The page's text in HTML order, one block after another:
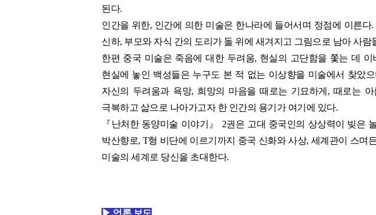
된다.
인간을 위한, 인간에 의한 미술은 한나라에 들어서며 정점에 이른
신하, 부모와 자식 간의 도리가 돌 위에 새겨지고 그림으로 남아 사
한편 중국 미술은 죽음에 대한 두려움, 현실의 고단함을 쫓는 데
현실에 놓인 백성들은 누구도 본 적 없는 이상향을 미술에서 찾았
자신의 두려움과 욕망, 희망의 마음을 때로는 기묘하게, 때로는
극복하고 삶으로 나아가고자 한 인간의 용기가 여기에 있다.
『난처한 동양미술 이야기』 2권은 고대 중국인의 상상력이 빚은
박산향로, T형 비단에 이르기까지 중국 신화와 사상, 세계관이 스
미술의 세계로 당신을 초대한다.
▶ 언론 보도